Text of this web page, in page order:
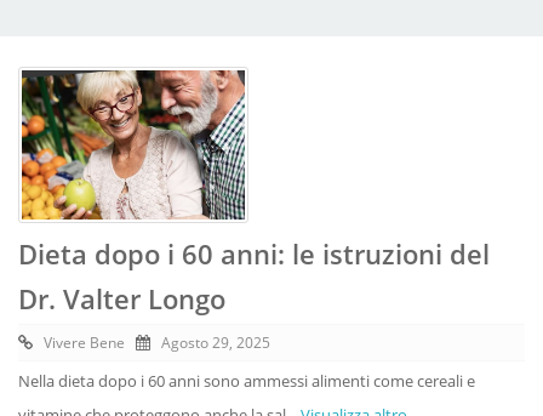
Dieta dopo i 60 anni: le istruzioni del
Dr. Valter Longo
Vivere Bene Agosto 29, 2025
Nella dieta dopo i 60 anni sono ammessi alimenti come cereali e